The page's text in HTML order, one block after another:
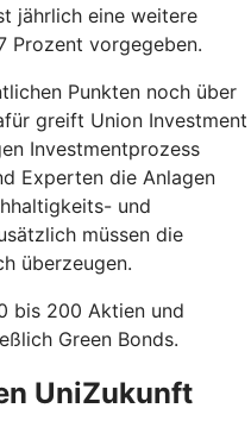
jährlich eine weitere
Prozent vorgegeben.
Punkten noch über
greift Union Investment
Investmentprozess
Experten die Anlagen
und
müssen die
überzeugen.
bis 200 Aktien und
Green Bonds.
UniZukunft